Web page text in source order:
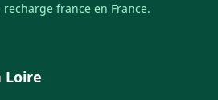
france en France.
Loire